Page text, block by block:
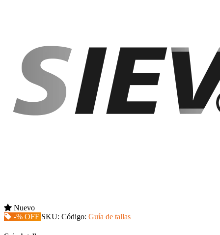
Nuevo
-% OFF SKU: Código: Guía de tallas